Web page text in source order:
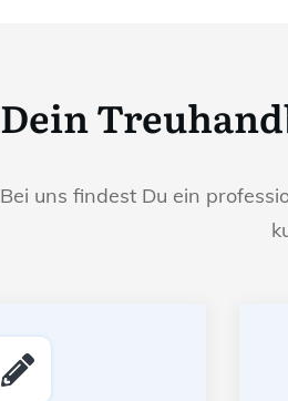
Dein
Bei uns findest Du ein